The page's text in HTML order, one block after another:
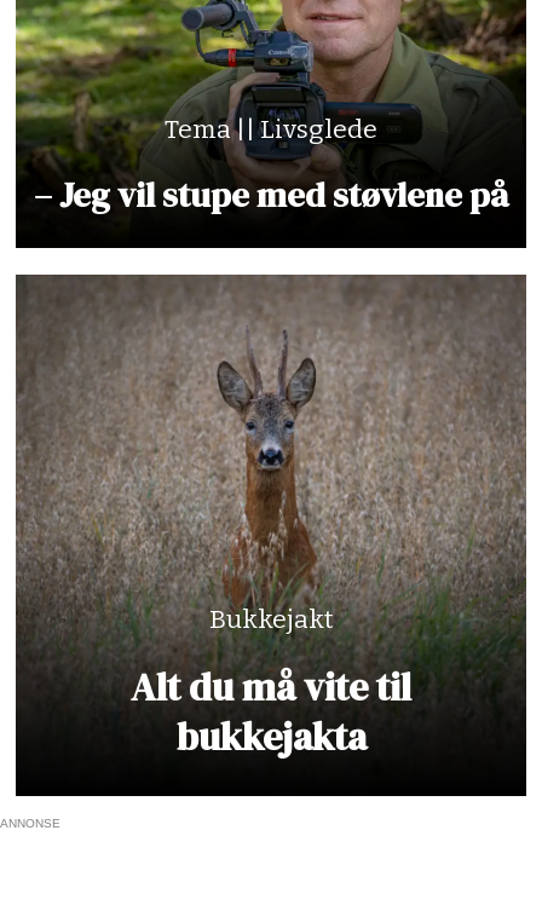
Tema || Livsglede
– Jeg vil stupe med støvlene på
Bukkejakt
Alt du må vite til
bukkejakta
ANNONSE